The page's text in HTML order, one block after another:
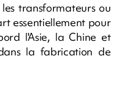
transformateurs ou
essentiellement pour
l'Asie, la Chine et
la fabrication de